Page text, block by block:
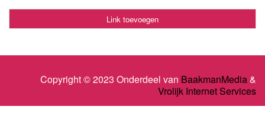
Link toevoegen
Copyright © 2023 Onderdeel van BaakmanMedia&
Vrolijk Internet Services